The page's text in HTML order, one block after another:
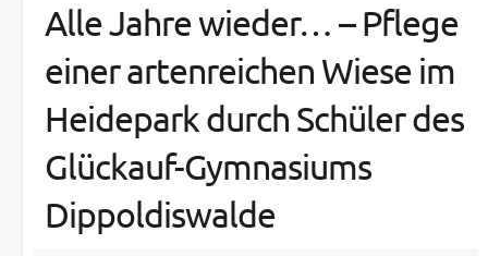
Alle Jahre wieder… – Pflege
einer artenreichen Wiese im
Heidepark durch Schüler des
Glückauf-Gymnasiums
Dippoldiswalde